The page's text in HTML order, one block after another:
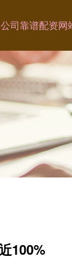
司靠谱配资网
100%